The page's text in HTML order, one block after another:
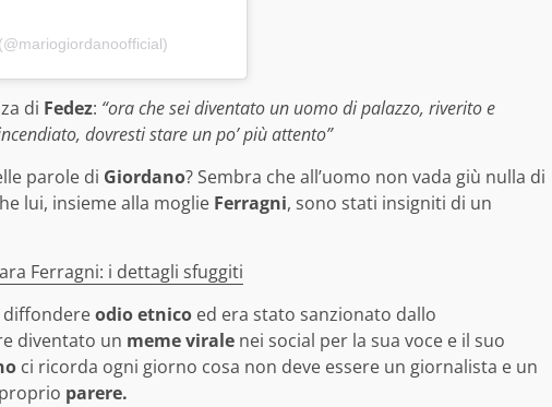
di Fedez: “ora che sei diventato un uomo di palazzo, riverito e
dovresti stare un po’ più attento”
parole di Giordano? Sembra che all’uomo non vada giù nulla di
lui, insieme alla moglie Ferragni, sono stati insigniti di un
Ferragni: i dettagli sfuggiti
diffondereodio etnico ed era stato sanzionato dallo
diventato un meme virale nei social per la sua voce e il suo
ci ricorda ogni giorno cosa non deve essere un giornalista e un
parere.